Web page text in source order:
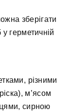
зберігати
герметичній
різними
м’ясом
сирною